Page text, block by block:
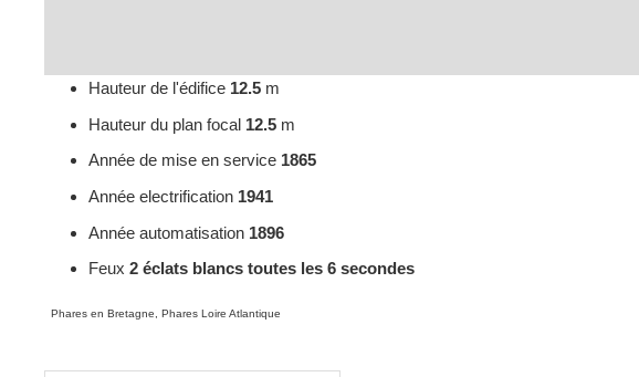
Hauteur de l'édifice 12.5 m
Hauteur du plan focal 12.5 m
Année de mise en service 1865
Année electrification 1941
Année automatisation 1896
Feux 2 éclats blancs toutes les 6 secondes
Categories
Phares en Bretagne,Phares Loire Atlantique